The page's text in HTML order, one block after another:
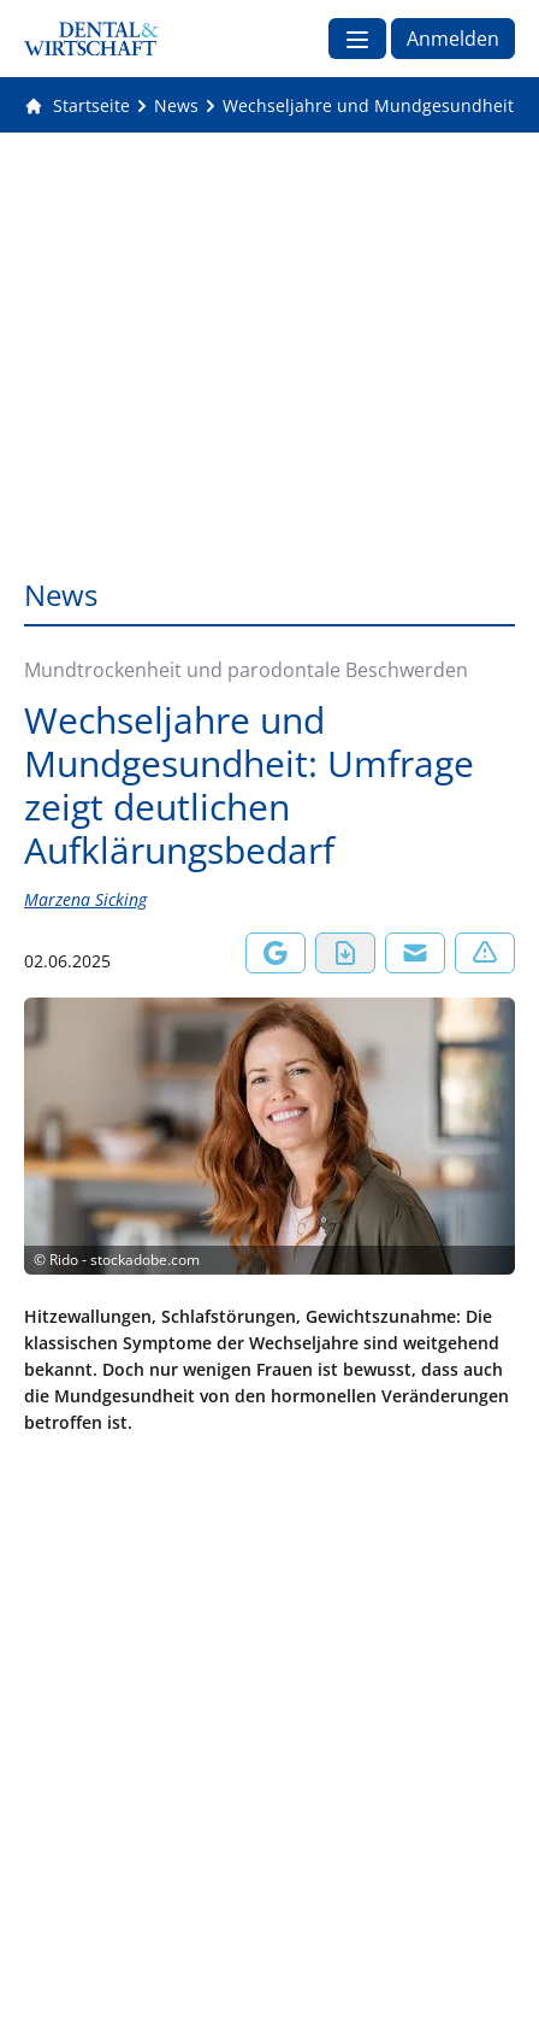
Anmelden
Startseite News Wechseljahre und Mundgesundheit:
News
Mundtrockenheit und parodontale Beschwerden
Wechseljahre und
Mundgesundheit: Umfrage
zeigt deutlichen
Aufklärungsbedarf
Marzena Sicking
02.06.2025
© Rido - stockadobe.com
Hitzewallungen, Schlafstörungen, Gewichtszunahme: Die
klassischen Symptome der Wechseljahre sind weitgehend
bekannt. Doch nur wenigen Frauen ist bewusst, dass auch
die Mundgesundheit von den hormonellen Veränderungen
betroffen ist.